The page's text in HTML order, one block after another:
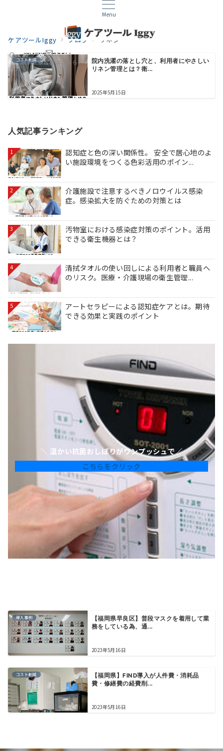
Menu
無料試験設置はこちら
ケアツールIggy ブログ リネン
コスト削減
院内洗濯の落とし穴と、利用者にやさしい
リネン管理とは？衛...
2025年5月15日
人気記事ランキング
1
認知症と色の深い関係性。 安全で居心地のよ
い施設環境をつくる色彩活用のポイン...
2
介護施設で注意するべきノロウイルス感染
症。感染拡大を防ぐための対策とは
3
汚物室における感染症対策のポイント。活用
できる衛生機器とは？
4
清拭タオルの使い回しによる利用者と職員へ
のリスク。医療・介護現場の衛生管理...
5
アートセラピーによる認知症ケアとは。期待
できる効果と実践のポイント
＼ 温かい抗菌おしぼりがワンプッシュで／
こちらをクリック
導入事例
【福岡県早良区】普段マスクを着用して業
務をしている為、通...
2023年5月16日
コスト削減
【福岡県】FIND導入が人件費・消耗品
費・修繕費の経費削...
2023年5月16日